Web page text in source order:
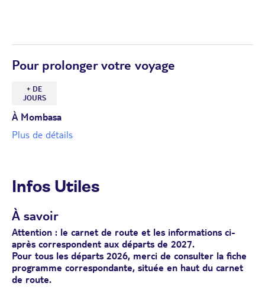
Pour prolonger votre voyage
+ DE
JOURS
À Mombasa
Plus de détails
Infos Utiles
À savoir
Attention : le carnet de route et les informations ci-
après correspondent aux départs de 2027.
Pour tous les départs 2026, merci de consulter la fiche
programme correspondante, située en haut du carnet
de route.